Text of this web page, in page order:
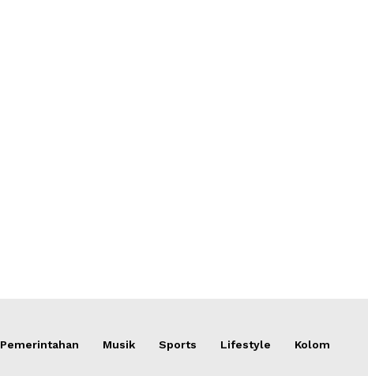
Pemerintahan Musik Sports Lifestyle Kolom